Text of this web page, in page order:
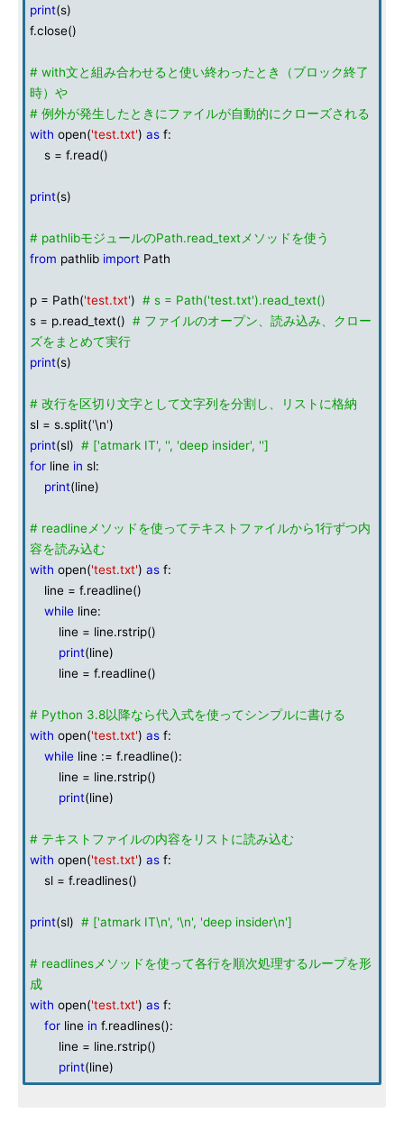
print(s)
f.close()
# with文と組み合わせると使い終わったとき（ブロック終了
時）や
# 例外が発生したときにファイルが自動的にクローズされる
with open('test.txt') as f:
s = f.read()
print(s)
# pathlibモジュールのPath.read_textメソッドを使う
from pathlib import Path
p = Path('test.txt') # s = Path('test.txt').read_text()
s = p.read_text() # ファイルのオープン、読み込み、クロー
ズをまとめて実行
print(s)
# 改行を区切り文字として文字列を分割し、リストに格納
sl = s.split('\n')
print(sl) # ['atmark IT', '', 'deep insider', '']
for line in sl:
print(line)
# readlineメソッドを使ってテキストファイルから1行ずつ内
容を読み込む
with open('test.txt') as f:
line = f.readline()
while line:
line = line.rstrip()
print(line)
line = f.readline()
# Python 3.8以降なら代入式を使ってシンプルに書ける
with open('test.txt') as f:
while line := f.readline():
line = line.rstrip()
print(line)
# テキストファイルの内容をリストに読み込む
with open('test.txt') as f:
sl = f.readlines()
print(sl) # ['atmark IT\n', '\n', 'deep insider\n']
# readlinesメソッドを使って各行を順次処理するループを形
成
with open('test.txt') as f:
for line in f.readlines():
line = line.rstrip()
print(line)